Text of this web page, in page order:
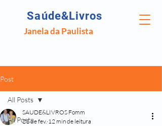
Saúde&Livros
Janela da Paulista
Post
All Posts
All Posts
SAUDE&LIVROS Fomm
21 de fev. 12 min de leitura